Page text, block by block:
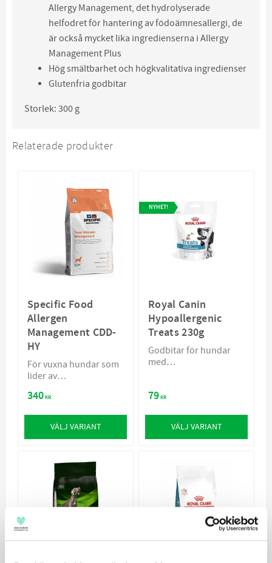
Allergy Management, det hydrolyserade
helfodret för hantering av födoämnesallergi, de
är också mycket lika ingredienserna i Allergy
Management Plus
Hög smältbarhet och högkvalitativa ingredienser
Glutenfria godbitar
Storlek: 300 g
Relaterade produkter
Specific Food
Allergen
Management CDD-
HY
För vuxna hundar som
lider av
340KR
VÄLJ VARIANT
Royal Canin
Hypoallergenic
Treats 230g
Godbitar för hundar
med
79KR
NYHET!
VÄLJ VARIANT